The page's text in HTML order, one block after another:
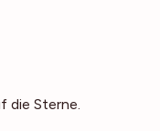
die Sterne.